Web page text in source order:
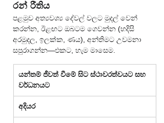
රන් රීතිය
පළමුව අත්‍යවශ්‍ය දේවල් වලට මුදල් වෙන්
කරන්න, ඊළඟට ඔබටම ගෙවන්න (හදිසි
අරමුදල, ඉලක්ක, ණය), අන්තිමට උවමනා
සපුරාගන්න—එකට, හැම මාසෙම.
යන්තම් ජීවත් වීමේ සිට ස්ථාවරත්වයට සහ
වර්ධනයට
අදියර